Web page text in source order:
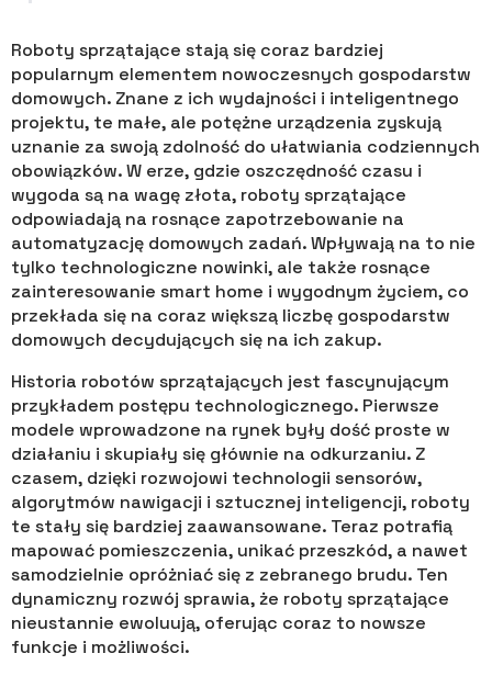
Roboty sprzątające stają się coraz bardziej
popularnym elementem nowoczesnych gospodarstw
domowych. Znane z ich wydajności i inteligentnego
projektu, te małe, ale potężne urządzenia zyskują
uznanie za swoją zdolność do ułatwiania codziennych
obowiązków. W erze, gdzie oszczędność czasu i
wygoda są na wagę złota, roboty sprzątające
odpowiadają na rosnące zapotrzebowanie na
automatyzację domowych zadań. Wpływają na to nie
tylko technologiczne nowinki, ale także rosnące
zainteresowanie smart home i wygodnym życiem, co
przekłada się na coraz większą liczbę gospodarstw
domowych decydujących się na ich zakup.
Historia robotów sprzątających jest fascynującym
przykładem postępu technologicznego. Pierwsze
modele wprowadzone na rynek były dość proste w
działaniu i skupiały się głównie na odkurzaniu. Z
czasem, dzięki rozwojowi technologii sensorów,
algorytmów nawigacji i sztucznej inteligencji, roboty
te stały się bardziej zaawansowane. Teraz potrafią
mapować pomieszczenia, unikać przeszkód, a nawet
samodzielnie opróżniać się z zebranego brudu. Ten
dynamiczny rozwój sprawia, że roboty sprzątające
nieustannie ewoluują, oferując coraz to nowsze
funkcje i możliwości.